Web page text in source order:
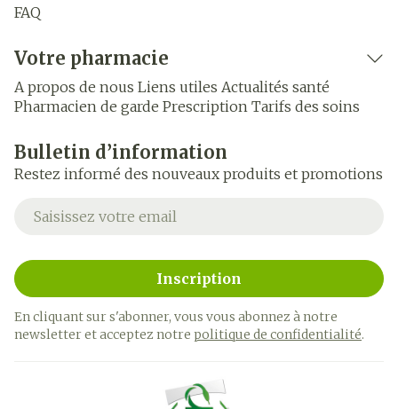
FAQ
Votre pharmacie
A propos de nous Liens utiles Actualités santé
Pharmacien de garde Prescription Tarifs des soins
Bulletin d’information
Restez informé des nouveaux produits et promotions
Adresse mail
Inscription
En cliquant sur s'abonner, vous vous abonnez à notre
newsletter et acceptez notre politique de confidentialité.